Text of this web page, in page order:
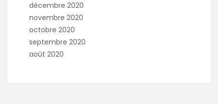
décembre 2020
novembre 2020
octobre 2020
septembre 2020
août 2020